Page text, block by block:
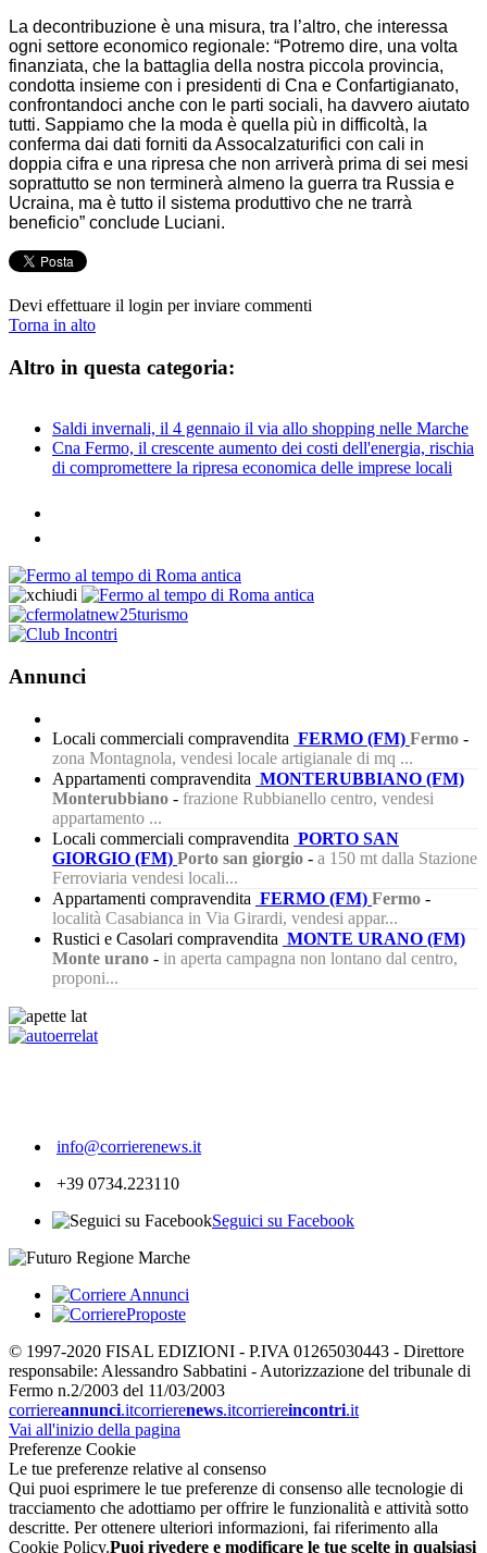
La decontribuzione è una misura, tra l’altro, che interessa
ogni settore economico regionale: “Potremo dire, una volta
finanziata, che la battaglia della nostra piccola provincia,
condotta insieme con i presidenti di Cna e Confartigianato,
confrontandoci anche con le parti sociali, ha davvero aiutato
tutti. Sappiamo che la moda è quella più in difficoltà, la
conferma dai dati forniti da Assocalzaturifici con cali in
doppia cifra e una ripresa che non arriverà prima di sei mesi
soprattutto se non terminerà almeno la guerra tra Russia e
Ucraina, ma è tutto il sistema produttivo che ne trarrà
beneficio” conclude Luciani.
Devi effettuare il login per inviare commenti
Torna in alto
Altro in questa categoria:
Saldi invernali, il 4 gennaio il via allo shopping nelle Marche
Cna Fermo, il crescente aumento dei costi dell'energia, rischia
di compromettere la ripresa economica delle imprese locali
Annunci
Locali commerciali compravendita FERMO (FM) Fermo -
zona Montagnola, vendesi locale artigianale di mq ...
Appartamenti compravendita MONTERUBBIANO (FM)
Monterubbiano - frazione Rubbianello centro, vendesi
appartamento ...
Locali commerciali compravendita PORTO SAN
GIORGIO (FM) Porto san giorgio - a 150 mt dalla Stazione
Ferroviaria vendesi locali...
Appartamenti compravendita FERMO (FM) Fermo -
località Casabianca in Via Girardi, vendesi appar...
Rustici e Casolari compravendita MONTE URANO (FM)
Monte urano - in aperta campagna non lontano dal centro,
proponi...
info@corrierenews.it
+39 0734.223110
Seguici su Facebook
© 1997-2020 FISAL EDIZIONI - P.IVA 01265030443 - Direttore
responsabile: Alessandro Sabbatini - Autorizzazione del tribunale di
Fermo n.2/2003 del 11/03/2003
corriereannunci.itcorrierenews.itcorriereincontri.it
Vai all'inizio della pagina
Preferenze Cookie
Le tue preferenze relative al consenso
Qui puoi esprimere le tue preferenze di consenso alle tecnologie di
tracciamento che adottiamo per offrire le funzionalità e attività sotto
descritte. Per ottenere ulteriori informazioni, fai riferimento alla
Cookie Policy.Puoi rivedere e modificare le tue scelte in qualsiasi